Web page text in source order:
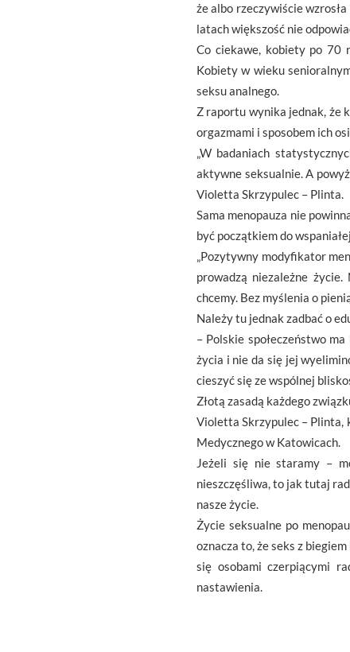
że albo rzeczywiście
latach większość nie
Co ciekawe, kobiety po 70
Kobiety w wieku
seksu analnego.
Z raportu wynika jednak, że
orgazmami i sposobem ich
„W badaniach
aktywne seksualnie. A
Violetta Skrzypulec – Plinta.
Sama menopauza nie
być początkiem do
„Pozytywny modyfikator
prowadzą niezależne
chcemy. Bez myślenia o
Należy tu jednak zadbać o
– Polskie społeczeństwo
życia i nie da się jej
cieszyć się ze wspólnej
Złotą zasadą każdego
Violetta Skrzypulec – Plinta,
Medycznego w Katowicach.
Jeżeli się nie staramy –
nieszczęśliwa, to jak tutaj
nasze życie.
Życie seksualne po
oznacza to, że seks z
się osobami czerpiącymi
nastawienia.